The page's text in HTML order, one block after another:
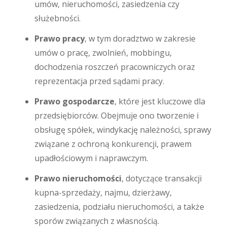
umów, nieruchomości, zasiedzenia czy
służebności.
Prawo pracy, w tym doradztwo w zakresie
umów o pracę, zwolnień, mobbingu,
dochodzenia roszczeń pracowniczych oraz
reprezentacja przed sądami pracy.
Prawo gospodarcze, które jest kluczowe dla
przedsiębiorców. Obejmuje ono tworzenie i
obsługę spółek, windykację należności, sprawy
związane z ochroną konkurencji, prawem
upadłościowym i naprawczym.
Prawo nieruchomości, dotyczące transakcji
kupna-sprzedaży, najmu, dzierżawy,
zasiedzenia, podziału nieruchomości, a także
sporów związanych z własnością.